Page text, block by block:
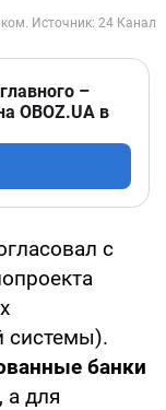
–
OBOZ.UA в
с
системы).
банки
, а для